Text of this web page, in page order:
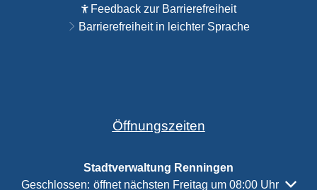
Feedback zur Barrierefreiheit
Barrierefreiheit in leichter Sprache
Öffnungszeiten
Stadtverwaltung Renningen
Klicken, um weitere Öffnungs- oder Schließzeiten
Geschlossen: öffnet nächsten Freitag um 08:00 Uhr